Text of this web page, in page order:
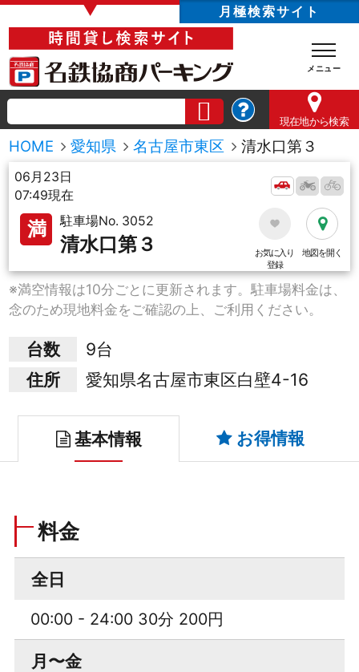
▼ 月極検索サイト
現在地から検索
HOME 愛知県 名古屋市東区 清水口第３
06月23日
07:49現在
満 駐車場No. 3052
清水口第３
お気に入り
登録
地図を開く
※満空情報は10分ごとに更新されます。駐車場料金は、
念のため現地料金をご確認の上、ご利用ください。
台数
9台
住所
愛知県名古屋市東区白壁4-16
基本情報 お得情報
料金
全日
00:00 - 24:00 30分 200円
月〜金